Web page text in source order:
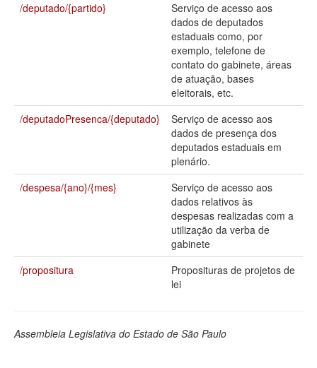
Catálogo de dados
Legislação
Perguntas frequentes
/deputado/{partido}
Serviço de acesso aos
dados de deputados
estaduais como, por
exemplo, telefone de
contato do gabinete, áreas
de atuação, bases
eleitorais, etc.
/deputadoPresenca/{deputado}
Serviço de acesso aos
dados de presença dos
deputados estaduais em
plenário.
/despesa/{ano}/{mes}
Serviço de acesso aos
dados relativos às
despesas realizadas com a
utilização da verba de
gabinete
/propositura
Proposituras de projetos de
lei
Assembleia Legislativa do Estado de São Paulo